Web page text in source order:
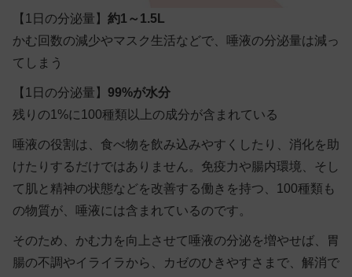
【1日の分泌量】 約1～1.5L
かむ回数の減少やマスク生活などで、唾液の分泌量は減っ
てしまう
【1日の分泌量】 99%が水分
残りの1%に100種類以上の成分が含まれている
唾液の役割は、食べ物を飲み込みやすくしたり、消化を助
けたりするだけではありません。 免疫力や腸内環境、そし
て肌と精神の状態などを改善する働きを持つ、100種類も
の物質が、唾液には含まれているのです。
そのため、かむ力を向上させて唾液の分泌を増やせば、胃
腸の不調やイライラから、カゼのひきやすさまで、解消で